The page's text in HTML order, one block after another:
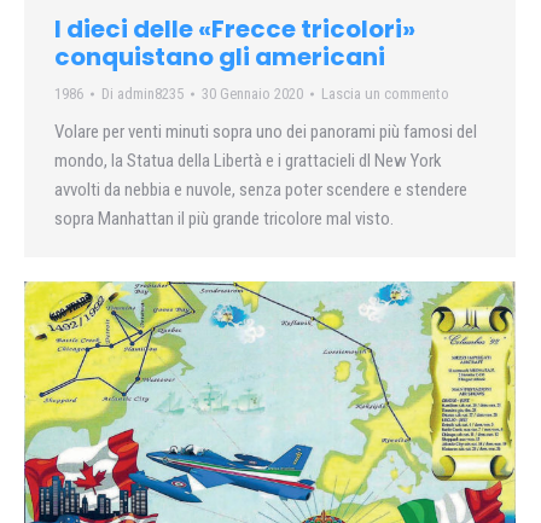
I dieci delle «Frecce tricolori»
conquistano gli americani
1986 Di admin8235 30 Gennaio 2020 Lascia un commento
Volare per venti minuti sopra uno dei panorami più famosi del
mondo, la Statua della Libertà e i grattacieli dl New York
avvolti da nebbia e nuvole, senza poter scendere e stendere
sopra Manhattan il più grande tricolore mal visto.